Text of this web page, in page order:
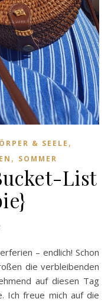
& SEELE ,
, SOMMER
List
die verbleibenden
auf diesen Tag
Ich freue mich auf die